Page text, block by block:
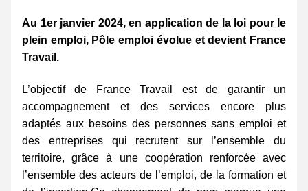
Au 1er janvier 2024, en application de la loi pour le
plein emploi, Pôle emploi évolue et devient France
Travail.
L’objectif de France Travail est de garantir un
accompagnement et des services encore plus
adaptés aux besoins des personnes sans emploi et
des entreprises qui recrutent sur l’ensemble du
territoire, grâce à une coopération renforcée avec
l’ensemble des acteurs de l’emploi, de la formation et